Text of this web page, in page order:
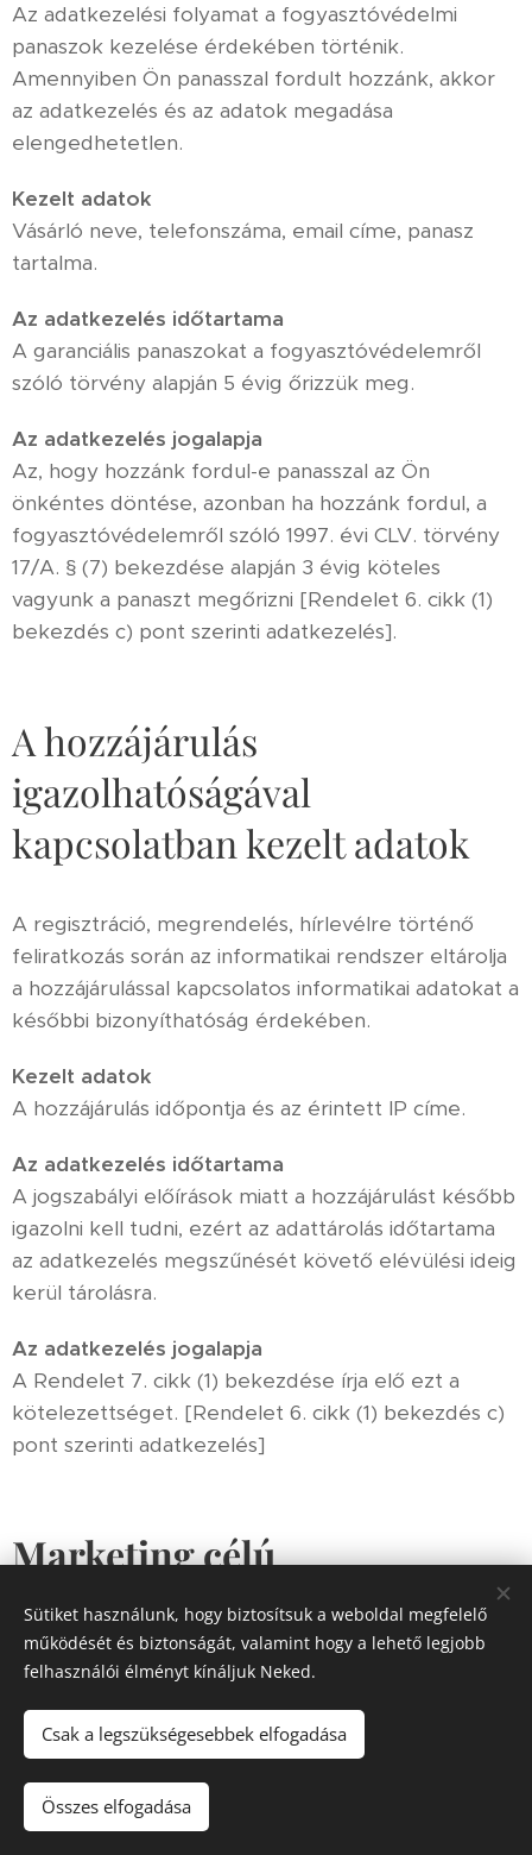
Az adatkezelési folyamat a fogyasztóvédelmi
panaszok kezelése érdekében történik.
Amennyiben Ön panasszal fordult hozzánk, akkor
az adatkezelés és az adatok megadása
elengedhetetlen.
Kezelt adatok
Vásárló neve, telefonszáma, email címe, panasz
tartalma.
Az adatkezelés időtartama
A garanciális panaszokat a fogyasztóvédelemről
szóló törvény alapján 5 évig őrizzük meg.
Az adatkezelés jogalapja
Az, hogy hozzánk fordul-e panasszal az Ön
önkéntes döntése, azonban ha hozzánk fordul, a
fogyasztóvédelemről szóló 1997. évi CLV. törvény
17/A. § (7) bekezdése alapján 3 évig köteles
vagyunk a panaszt megőrizni [Rendelet 6. cikk (1)
bekezdés c) pont szerinti adatkezelés].
A hozzájárulás
igazolhatóságával
kapcsolatban kezelt adatok
A regisztráció, megrendelés, hírlevélre történő
feliratkozás során az informatikai rendszer eltárolja
a hozzájárulással kapcsolatos informatikai adatokat a
későbbi bizonyíthatóság érdekében.
Kezelt adatok
A hozzájárulás időpontja és az érintett IP címe.
Az adatkezelés időtartama
A jogszabályi előírások miatt a hozzájárulást később
igazolni kell tudni, ezért az adattárolás időtartama
az adatkezelés megszűnését követő elévülési ideig
kerül tárolásra.
Az adatkezelés jogalapja
A Rendelet 7. cikk (1) bekezdése írja elő ezt a
kötelezettséget. [Rendelet 6. cikk (1) bekezdés c)
pont szerinti adatkezelés]
Marketing célú
adatkezelések
A hírlevél-küldéssel kapcsolatos adatkezelés
Az adatkezelési folyamat a hírlevelek kiküldése
Kezelt adatok
Sütiket használunk, hogy biztosítsuk a weboldal megfelelő
működését és biztonságát, valamint hogy a lehető legjobb
felhasználói élményt kínáljuk Neked.
Csak a legszükségesebbek elfogadása
Összes elfogadása